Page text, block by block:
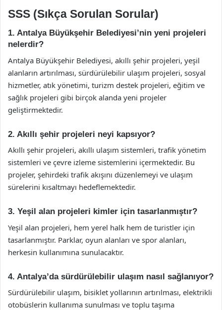
SSS (Sıkça Sorulan Sorular)
1. Antalya Büyükşehir Belediyesi’nin yeni projeleri
nelerdir?
Antalya Büyükşehir Belediyesi, akıllı şehir projeleri, yeşil
alanların artırılması, sürdürülebilir ulaşım projeleri, sosyal
hizmetler, atık yönetimi, turizm destek projeleri, eğitim ve
sağlık projeleri gibi birçok alanda yeni projeler
geliştirmektedir.
2. Akıllı şehir projeleri neyi kapsıyor?
Akıllı şehir projeleri, akıllı ulaşım sistemleri, trafik yönetim
sistemleri ve çevre izleme sistemlerini içermektedir. Bu
projeler, şehirdeki trafik akışını düzenlemeyi ve ulaşım
sürelerini kısaltmayı hedeflemektedir.
3. Yeşil alan projeleri kimler için tasarlanmıştır?
Yeşil alan projeleri, hem yerel halk hem de turistler için
tasarlanmıştır. Parklar, oyun alanları ve spor alanları,
herkesin kullanımına sunulacaktır.
4. Antalya’da sürdürülebilir ulaşım nasıl sağlanıyor?
Sürdürülebilir ulaşım, bisiklet yollarının artırılması, elektrikli
otobüslerin kullanıma sunulması ve toplu taşıma